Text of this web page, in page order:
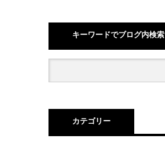
キーワードでブログ内検索
カテゴリー